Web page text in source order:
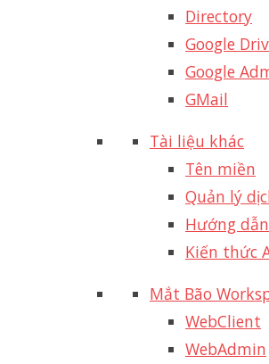
Directory
Google
Google
GMail
Tài liệu khác
Tên miền
Quản lý
Hướng
Kiến thức
Mắt Bão
WebClient
WebAdmin